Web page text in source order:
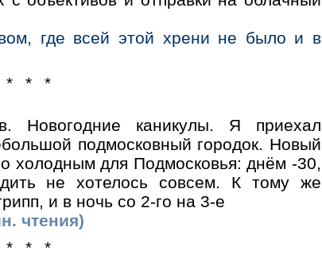
где всей этой хрени не было и в
* * *
Новогодние каникулы. Я приехал
подмосковный городок. Новый
холодным для Подмосковья: днём -30,
не хотелось совсем. К тому же
и в ночь со 2-го на 3-е
чтения)
* * *